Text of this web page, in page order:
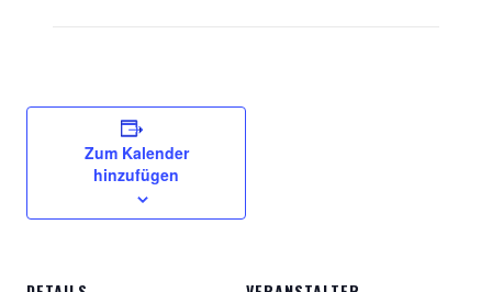
Zum Kalender
hinzufügen